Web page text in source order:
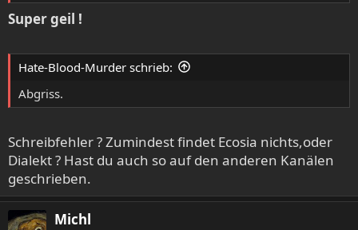
Super geil !
Hate-Blood-Murder schrieb:
Abgriss.
Schreibfehler ? Zumindest findet Ecosia nichts,oder
Dialekt ? Hast du auch so auf den anderen Kanälen
geschrieben.
Michl